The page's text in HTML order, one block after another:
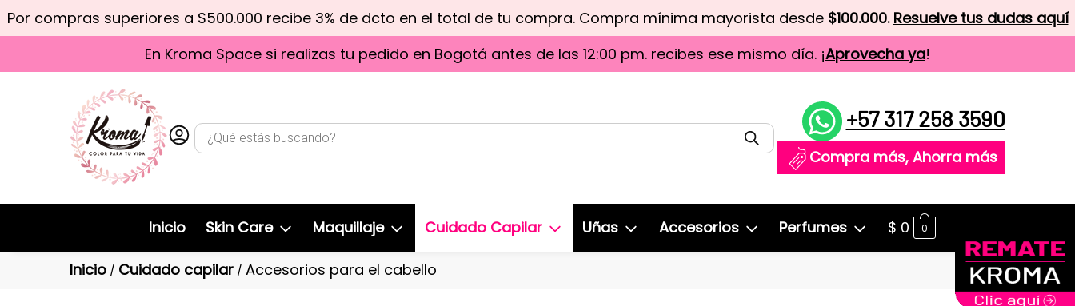
Por compras superiores a $500.000 recibe 3% de dcto en el total de tu compra. Compra mínima mayorista desde $100.000. Resuelve tus dudas aquí
En Kroma Space si realizas tu pedido en Bogotá antes de las 12:00 pm. recibes ese mismo día. ¡Aprovecha ya!
+57 317 258 3590
Compra más, Ahorra más
Inicio Skin Care Maquillaje Cuidado Capilar Uñas Accesorios Perfumes $ 0 0
Inicio / Cuidado capilar / Accesorios para el cabello